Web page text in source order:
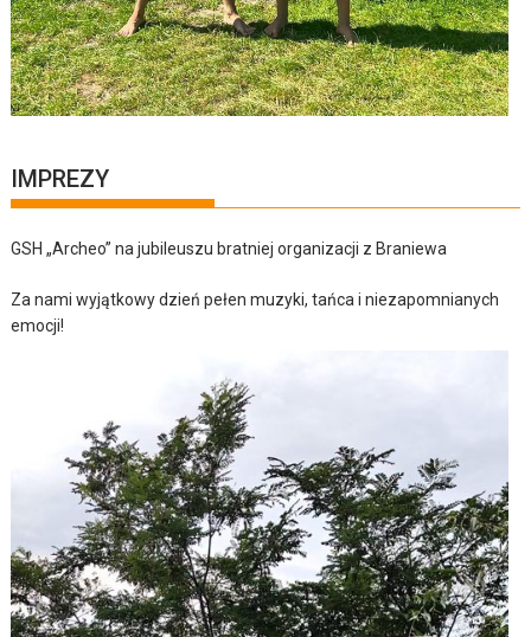
IMPREZY
GSH „Archeo” na jubileuszu bratniej organizacji z Braniewa
Za nami wyjątkowy dzień pełen muzyki, tańca i niezapomnianych
emocji!